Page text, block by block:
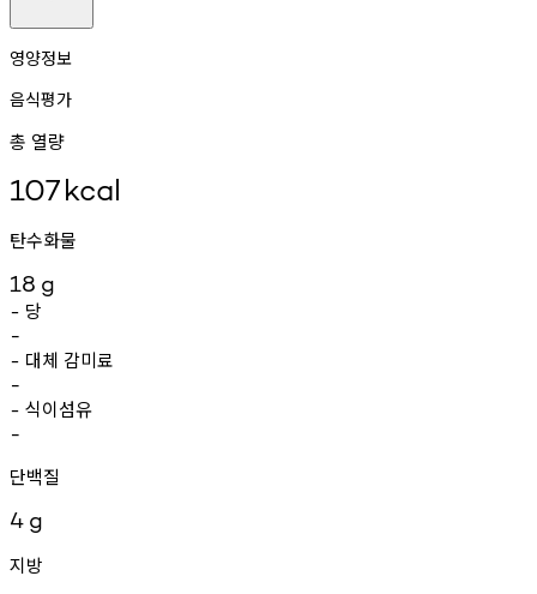
영양정보
음식평가
총 열량
107kcal
탄수화물
18 g
- 당
-
- 대체 감미료
-
- 식이섬유
-
단백질
4 g
지방